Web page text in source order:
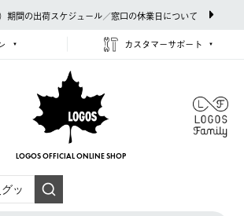
期間の出荷スケジュール／窓口の休業日について
カスタマーサポート
LOGOS OFFICIAL ONLINE SHOP